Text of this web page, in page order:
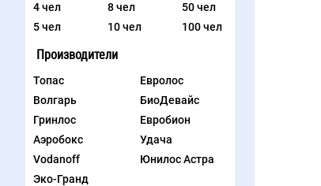
4 чел
5 чел
8 чел
10 чел
50 чел
100 чел
Производители
Топас
Евролос
Волгарь
БиоДевайс
Гринлос
Евробион
Аэробокс
Удача
Vodanoff
Юнилос Астра
Эко-Гранд